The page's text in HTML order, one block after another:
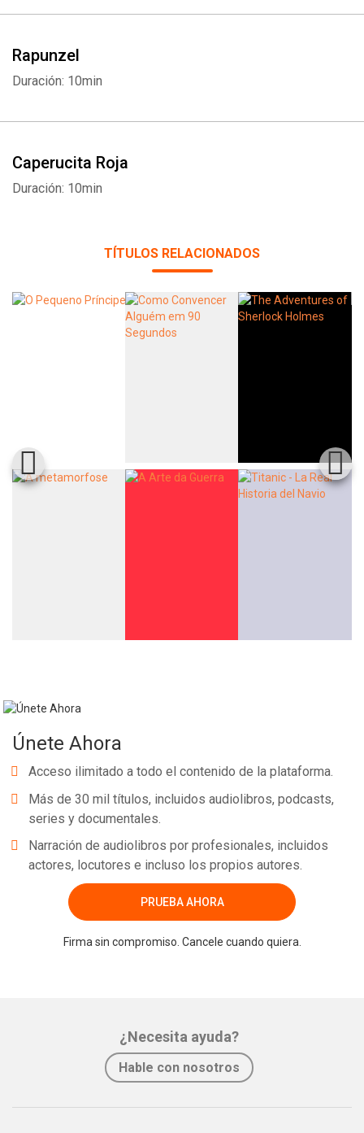
Rapunzel
Duración: 10min
Caperucita Roja
Duración: 10min
TÍTULOS RELACIONADOS
Únete Ahora
Acceso ilimitado a todo el contenido de la plataforma.
Más de 30 mil títulos, incluidos audiolibros, podcasts,
series y documentales.
Narración de audiolibros por profesionales, incluidos
actores, locutores e incluso los propios autores.
PRUEBA AHORA
Firma sin compromiso. Cancele cuando quiera.
¿Necesita ayuda?
Hable con nosotros